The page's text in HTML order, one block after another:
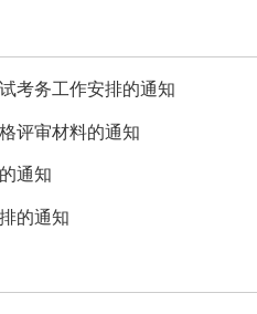
考务工作安排的通知
评审材料的通知
通知
的通知